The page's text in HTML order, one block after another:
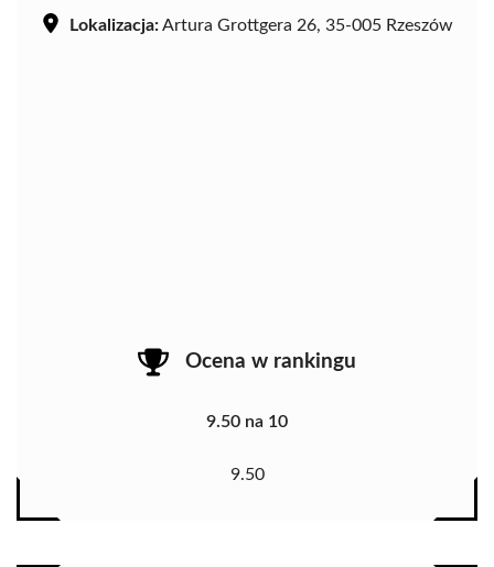
Lokalizacja:Artura Grottgera 26, 35-005 Rzeszów
Ocena w rankingu
9.50 na 10
9.50